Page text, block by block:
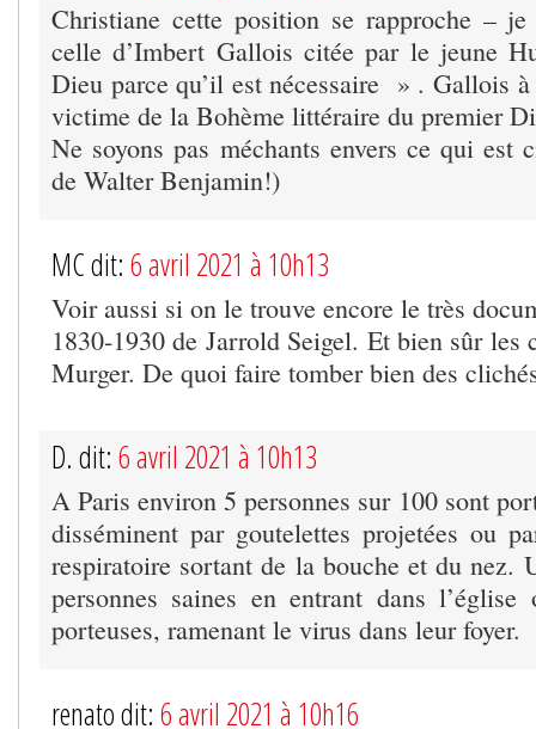
Christiane cette position se rapproche –
celle d’Imbert Gallois citée par le jeune
Dieu parce qu’il est nécessaire » . Gallois
victime de la Bohème littéraire du premier
Ne soyons pas méchants envers ce qui est
de Walter Benjamin!)
MC dit: 6 avril 2021 à 10h13
Voir aussi si on le trouve encore le très
1830-1930 de Jarrold Seigel. Et bien sûr les
Murger. De quoi faire tomber bien des
D. dit: 6 avril 2021 à 10h13
A Paris environ 5 personnes sur 100 sont
disséminent par goutelettes projetées ou
respiratoire sortant de la bouche et du nez.
personnes saines en entrant dans
porteuses, ramenant le virus dans leur foyer.
renato dit: 6 avril 2021 à 10h16